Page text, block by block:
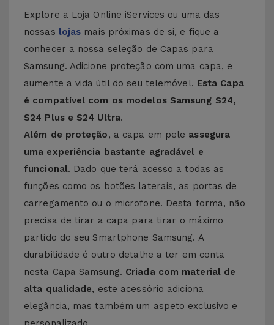
Explore a Loja Online iServices ou uma das
nossas lojas mais próximas de si, e fique a
conhecer a nossa seleção de Capas para
Samsung. Adicione proteção com uma capa, e
aumente a vida útil do seu telemóvel. Esta Capa
é compatível com os modelos Samsung S24,
S24 Plus e S24 Ultra.
Além de proteção, a capa em pele assegura
uma experiência bastante agradável e
funcional. Dado que terá acesso a todas as
funções como os botões laterais, as portas de
carregamento ou o microfone. Desta forma, não
precisa de tirar a capa para tirar o máximo
partido do seu Smartphone Samsung. A
durabilidade é outro detalhe a ter em conta
nesta Capa Samsung. Criada com material de
alta qualidade, este acessório adiciona
elegância, mas também um aspeto exclusivo e